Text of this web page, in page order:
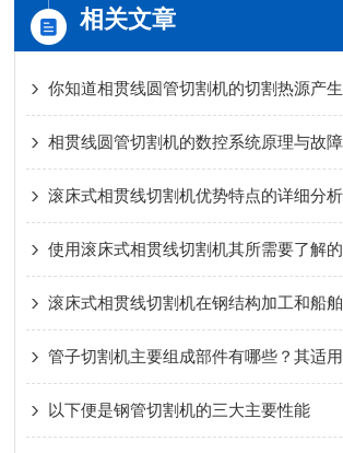
相关文章
你知道相贯线圆管切割机的切割热源产
滚床式相贯线切割机优势特点的详细分析
使用滚床式相贯线切割机其所需要了解
管子切割机主要组成部件有哪些？其适
以下便是钢管切割机的三大主要性能